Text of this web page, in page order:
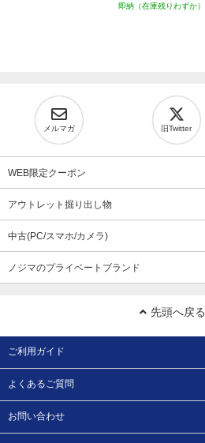
即納（在庫残りわずか）
メルマガ 旧Twitter
WEB限定クーポン
アウトレット掘り出し物
中古(PC/スマホ/カメラ)
ノジマのプライベートブランド
先頭へ戻る
ご利用ガイド
よくあるご質問
お問い合わせ